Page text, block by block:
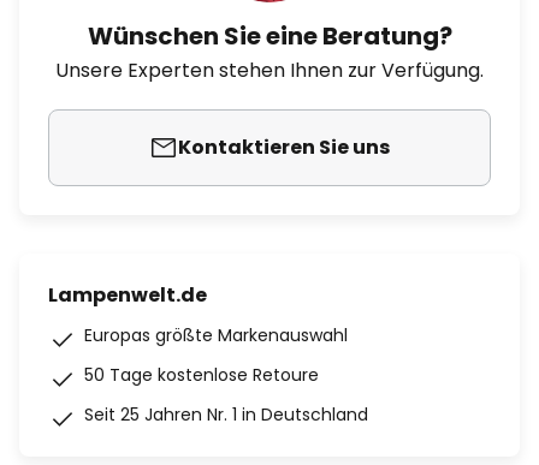
Wünschen Sie eine Beratung?
Unsere Experten stehen Ihnen zur Verfügung.
Kontaktieren Sie uns
Lampenwelt.de
Europas größte Markenauswahl
50 Tage kostenlose Retoure
Seit 25 Jahren Nr. 1 in Deutschland